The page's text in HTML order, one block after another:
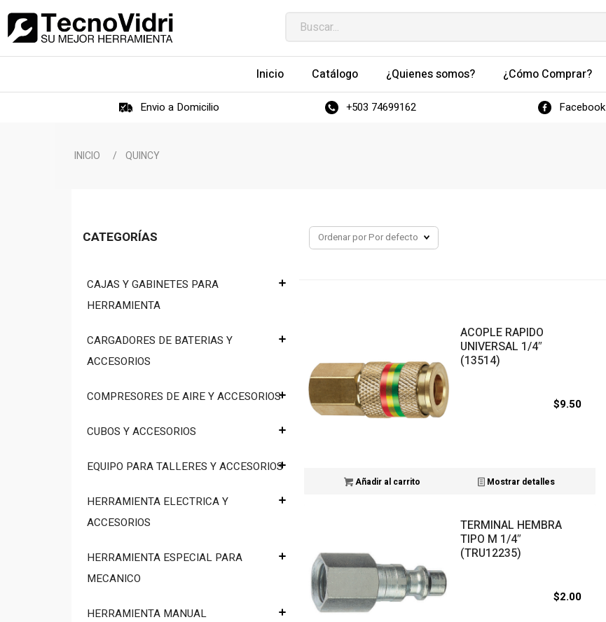
Inicio Catálogo ¿Quienes somos? ¿Cómo Comprar?
Envio a Domicilio +503 74699162 Facebook
INICIO / QUINCY
Ordenar porPor defecto
ACOPLE RAPIDO
UNIVERSAL 1/4″
(13514)
$9.50
Añadir al carrito Mostrar detalles
TERMINAL HEMBRA
TIPO M 1/4″
(TRU12235)
$2.00
CATEGORÍAS
CAJAS Y GABINETES PARA
HERRAMIENTA
CARGADORES DE BATERIAS Y
ACCESORIOS
COMPRESORES DE AIRE Y ACCESORIOS
CUBOS Y ACCESORIOS
EQUIPO PARA TALLERES Y ACCESORIOS
HERRAMIENTA ELECTRICA Y
ACCESORIOS
HERRAMIENTA ESPECIAL PARA
MECANICO
HERRAMIENTA MANUAL